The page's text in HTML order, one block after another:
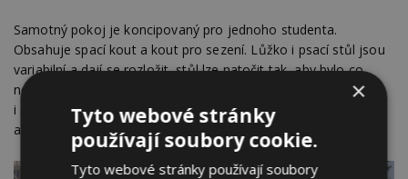
Samotný pokoj je koncipovaný pro jednoho studenta.
Obsahuje spací kout a kout pro sezení. Lůžko i psací stůl jsou
variabilní a dají se rozložit, stůl lze natočit tak, aby bylo co
nejvíce využito denní světlo pro práci. Součástí pokoje je
i soukromá kuchyňka a koupelna se sprchovým koutem
a toaletou.
×
Tyto webové stránky
používají soubory cookie.
Tyto webové stránky používají soubory